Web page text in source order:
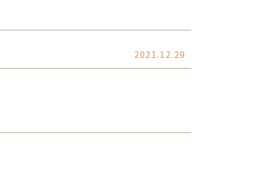
2021.12.29